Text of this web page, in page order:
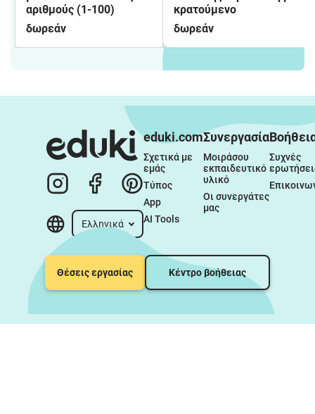
αριθμούς (1-100)
δωρεάν
κρατούμενο
δωρεάν
Ελληνικά
eduki.com
Σχετικά με
εμάς
Τύπος
App
AI Tools
Συνεργασία
Μοιράσου
εκπαιδευτικό
υλικό
Οι συνεργάτες
μας
Συχνές
Θέσεις εργασίας Κέντρο βοήθειας